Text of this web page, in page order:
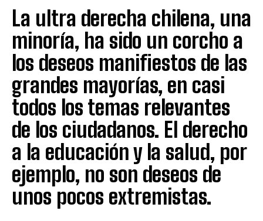
La ultra derecha chilena, una
minoría, ha sido un corcho a
los deseos manifiestos de las
grandes mayorías, en casi
todos los temas relevantes
de los ciudadanos. El derecho
a la educación y la salud, por
ejemplo, no son deseos de
unos pocos extremistas.